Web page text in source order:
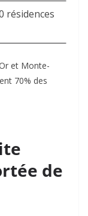
résidences
et Monte-
70% des
de